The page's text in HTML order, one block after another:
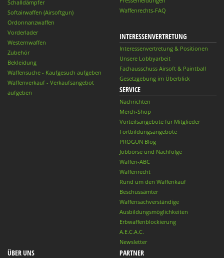
Schalldämpfer
Softairwaffen (Airsoftgun)
Ordonnanzwaffen
Vorderlader
Westernwaffen
Zubehör
Bekleidung
Waffensuche - Kaufgesuch aufgeben
Waffenverkauf - Verkaufsangebot
aufgeben
Waffenrechts-FAQ
INTERESSENVERTRETUNG
Interessenvertretung & Positionen
Unsere Lobbyarbeit
Fachausschuss Airsoft & Paintball
Gesetzgebung im Überblick
SERVICE
Nachrichten
Merch-Shop
Vorteilsangebote für Mitglieder
Fortbildungsangebote
PROGUN Blog
Jobbörse und Nachfolge
Waffen-ABC
Waffenrecht
Rund um den Waffenkauf
Beschussämter
Waffensachverständige
Ausbildungsmöglichkeiten
Erbwaffenblockierung
A.E.C.A.C.
Newsletter
ÜBER UNS PARTNER